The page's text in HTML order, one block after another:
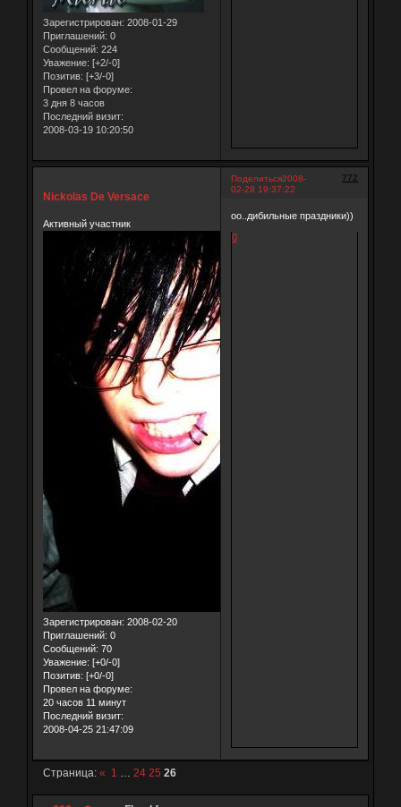
Зарегистрирован: 2008-01-29
Приглашений: 0
Сообщений: 224
Уважение: [+2/-0]
Позитив: [+3/-0]
Провел на форуме:
3 дня 8 часов
Последний визит:
2008-03-19 10:20:50
Поделиться 772
2008-
02-28 19:37:22
Nickolas De Versace
Активный участник
Зарегистрирован: 2008-02-20
Приглашений: 0
Сообщений: 70
Уважение: [+0/-0]
Позитив: [+0/-0]
Провел на форуме:
20 часов 11 минут
Последний визит:
2008-04-25 21:47:09
оо..дибильные праздники))
0
Страница: « 1 24 25 26